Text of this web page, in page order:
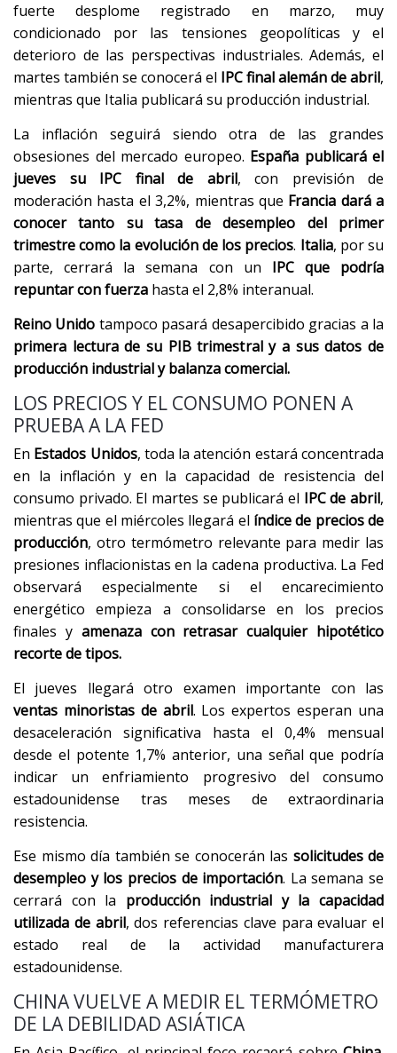
fuerte desplome registrado en marzo, muy
condicionado por las tensiones geopolíticas y el
deterioro de las perspectivas industriales. Además, el
martes también se conocerá el IPC final alemán de abril,
mientras que Italia publicará su producción industrial.
La inflación seguirá siendo otra de las grandes
obsesiones del mercado europeo. España publicará el
jueves su IPC final de abril, con previsión de
moderación hasta el 3,2%, mientras que Francia dará a
conocer tanto su tasa de desempleo del primer
trimestre como la evolución de los precios. Italia, por su
parte, cerrará la semana con un IPC que podría
repuntar con fuerza hasta el 2,8% interanual.
Reino Unido tampoco pasará desapercibido gracias a la
primera lectura de su PIB trimestral y a sus datos de
producción industrial y balanza comercial.
LOS PRECIOS Y EL CONSUMO PONEN A
PRUEBA A LA FED
En Estados Unidos, toda la atención estará concentrada
en la inflación y en la capacidad de resistencia del
consumo privado. El martes se publicará el IPC de abril,
mientras que el miércoles llegará el índice de precios de
producción, otro termómetro relevante para medir las
presiones inflacionistas en la cadena productiva. La Fed
observará especialmente si el encarecimiento
energético empieza a consolidarse en los precios
finales y amenaza con retrasar cualquier hipotético
recorte de tipos.
El jueves llegará otro examen importante con las
ventas minoristas de abril. Los expertos esperan una
desaceleración significativa hasta el 0,4% mensual
desde el potente 1,7% anterior, una señal que podría
indicar un enfriamiento progresivo del consumo
estadounidense tras meses de extraordinaria
resistencia.
Ese mismo día también se conocerán las solicitudes de
desempleo y los precios de importación. La semana se
cerrará con la producción industrial y la capacidad
utilizada de abril, dos referencias clave para evaluar el
estado real de la actividad manufacturera
estadounidense.
CHINA VUELVE A MEDIR EL TERMÓMETRO
DE LA DEBILIDAD ASIÁTICA